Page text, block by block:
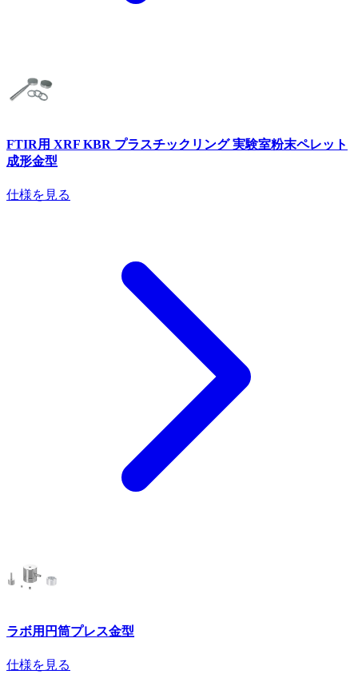
FTIR用 XRF KBR プラスチックリング 実験室粉末ペレット
成形金型
仕様を見る
ラボ用円筒プレス金型
仕様を見る